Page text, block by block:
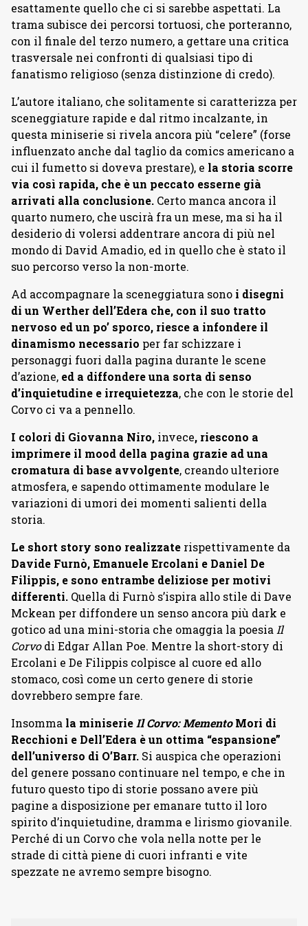
esattamente quello che ci si sarebbe aspettati. La
trama subisce dei percorsi tortuosi, che porteranno,
con il finale del terzo numero, a gettare una critica
trasversale nei confronti di qualsiasi tipo di
fanatismo religioso (senza distinzione di credo).
L’autore italiano, che solitamente si caratterizza per
sceneggiature rapide e dal ritmo incalzante, in
questa miniserie si rivela ancora più “celere” (forse
influenzato anche dal taglio da comics americano a
cui il fumetto si doveva prestare), e la storia scorre
via così rapida, che è un peccato esserne già
arrivati alla conclusione. Certo manca ancora il
quarto numero, che uscirà fra un mese, ma si ha il
desiderio di volersi addentrare ancora di più nel
mondo di David Amadio, ed in quello che è stato il
suo percorso verso la non-morte.
Ad accompagnare la sceneggiatura sono i disegni
di un Werther dell’Edera che, con il suo tratto
nervoso ed un po’ sporco, riesce a infondere il
dinamismo necessario per far schizzare i
personaggi fuori dalla pagina durante le scene
d’azione, ed a diffondere una sorta di senso
d’inquietudine e irrequietezza, che con le storie del
Corvo ci va a pennello.
I colori di Giovanna Niro, invece, riescono a
imprimere il mood della pagina grazie ad una
cromatura di base avvolgente, creando ulteriore
atmosfera, e sapendo ottimamente modulare le
variazioni di umori dei momenti salienti della
storia.
Le short story sono realizzate rispettivamente da
Davide Furnò, Emanuele Ercolani e Daniel De
Filippis, e sono entrambe deliziose per motivi
differenti. Quella di Furnò s’ispira allo stile di Dave
Mckean per diffondere un senso ancora più dark e
gotico ad una mini-storia che omaggia la poesia Il
Corvodi Edgar Allan Poe. Mentre la short-story di
Ercolani e De Filippis colpisce al cuore ed allo
stomaco, così come un certo genere di storie
dovrebbero sempre fare.
Insomma la miniserieIl Corvo: MementoMori di
Recchioni e Dell’Edera è un ottima “espansione”
dell’universo di O’Barr. Si auspica che operazioni
del genere possano continuare nel tempo, e che in
futuro questo tipo di storie possano avere più
pagine a disposizione per emanare tutto il loro
spirito d’inquietudine, dramma e lirismo giovanile.
Perché di un Corvo che vola nella notte per le
strade di città piene di cuori infranti e vite
spezzate ne avremo sempre bisogno.